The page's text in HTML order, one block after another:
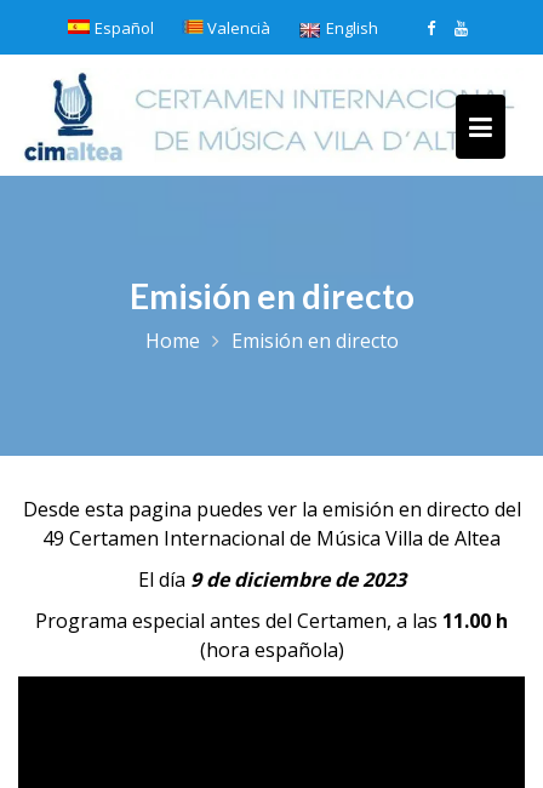
Español Valencià English
Emisión en directo
Home Emisión en directo
Desde esta pagina puedes ver la emisión en directo del
49 Certamen Internacional de Música Villa de Altea
El día 9 de diciembre de 2023
Programa especial antes del Certamen, a las 11.00 h
(hora española)